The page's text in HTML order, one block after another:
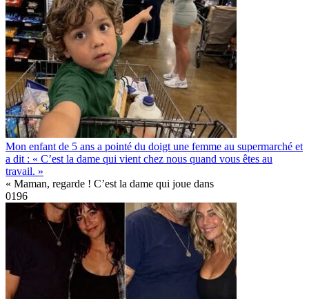
Mon enfant de 5 ans a pointé du doigt une femme au supermarché et
a dit : « C’est la dame qui vient chez nous quand vous êtes au
travail. »
« Maman, regarde ! C’est la dame qui joue dans
0196